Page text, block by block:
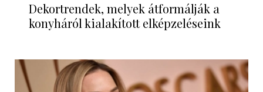
Dekortrendek, melyek átformálják a
konyháról kialakított elképzeléseink